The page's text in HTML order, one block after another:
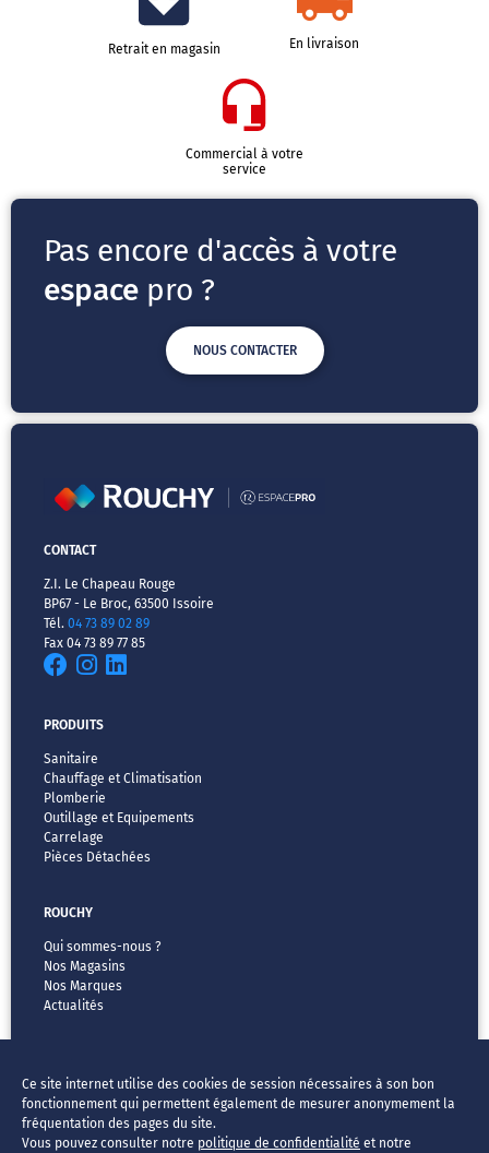
Ce site internet utilise des cookies de session nécessaires à son bon
fonctionnement qui permettent également de mesurer anonymement la
fréquentation des pages du site.
Vous pouvez consulter notre politique de confidentialité et notre
Retrait en magasin En livraison
Commercial à votre
service
Pas encore d'accès à votre
espace pro ?
NOUS CONTACTER
CONTACT
Z.I. Le Chapeau Rouge
BP67 - Le Broc, 63500 Issoire
Tél. 04 73 89 02 89
Fax 04 73 89 77 85
PRODUITS
Sanitaire
Chauffage et Climatisation
Plomberie
Outillage et Equipements
Carrelage
Pièces Détachées
ROUCHY
Qui sommes-nous ?
Nos Magasins
Nos Marques
Actualités
CGV
Vos données & vos droits
Mentions légales